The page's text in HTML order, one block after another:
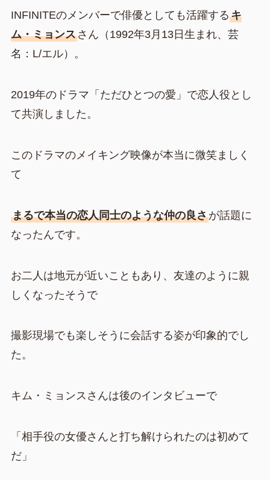
INFINITEのメンバーで俳優としても活躍するキ
ム・ミョンスさん（1992年3月13日生まれ、芸
名：L/エル）。
2019年のドラマ「ただひとつの愛」で恋人役とし
て共演しました。
このドラマのメイキング映像が本当に微笑ましく
て
まるで本当の恋人同士のような仲の良さが話題に
なったんです。
お二人は地元が近いこともあり、友達のように親
しくなったそうで
撮影現場でも楽しそうに会話する姿が印象的でし
た。
キム・ミョンスさんは後のインタビューで
「相手役の女優さんと打ち解けられたのは初めて
だ」